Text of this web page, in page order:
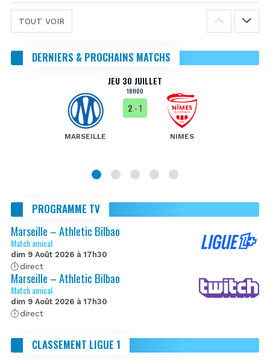
TOUT VOIR
DERNIERS & PROCHAINS MATCHS
JEU 30 JUILLET
18H00
MARSEILLE
2 - 1
NIMES
PROGRAMME TV
Marseille – Athletic Bilbao
Match amical
dim 9 Août 2026 à 17h30
direct
Marseille – Athletic Bilbao
Match amical
dim 9 Août 2026 à 17h30
direct
CLASSEMENT LIGUE 1